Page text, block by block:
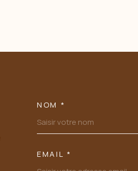
NOM *
EMAIL *